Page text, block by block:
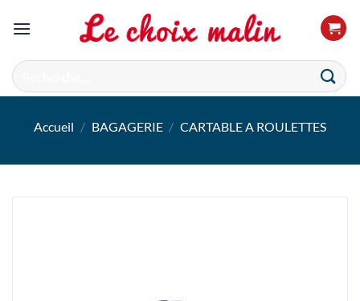
Recherche
pour :
Accueil / BAGAGERIE / CARTABLE A ROULETTES